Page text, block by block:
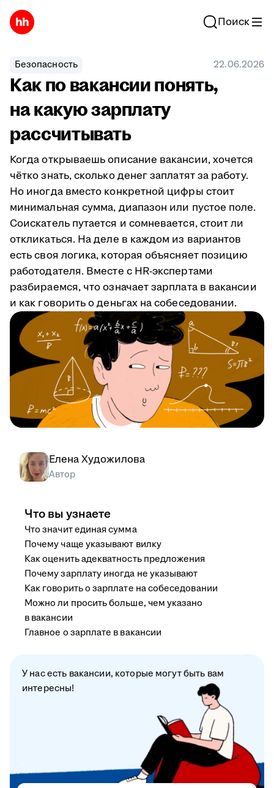
Поиск
Безопасность 22.06.2026
Как по вакансии понять,
на какую зарплату
рассчитывать
Когда открываешь описание вакансии, хочется
чётко знать, сколько денег заплатят за работу.
Но иногда вместо конкретной цифры стоит
минимальная сумма, диапазон или пустое поле.
Соискатель путается и сомневается, стоит ли
откликаться. На деле в каждом из вариантов
есть своя логика, которая объясняет позицию
работодателя. Вместе с HR-экспертами
разбираемся, что означает зарплата в вакансии
и как говорить о деньгах на собеседовании.
Елена Художилова
Автор
Что вы узнаете
Что значит единая сумма
Почему чаще указывают вилку
Как оценить адекватность предложения
Почему зарплату иногда не указывают
Как говорить о зарплате на собеседовании
Можно ли просить больше, чем указано
в вакансии
Главное о зарплате в вакансии
У нас есть вакансии, которые могут быть вам
интересны!